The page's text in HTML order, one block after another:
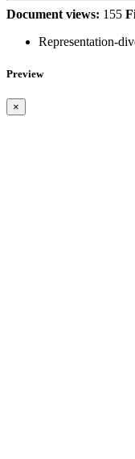
Document views: 155
Representation-
Preview
×